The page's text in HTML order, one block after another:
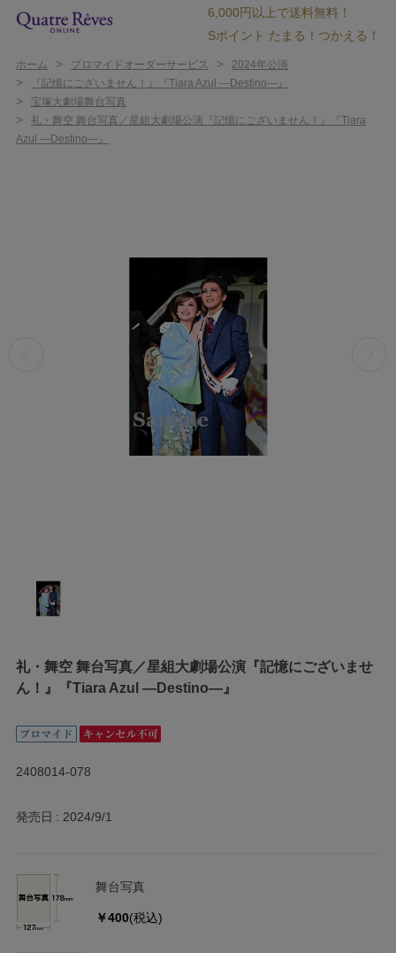
6,000円以上で送料無料！
Sポイント たまる！つかえる！
ホーム > ブロマイドオーダーサービス > 2024年公演
> 『記憶にございません！』『Tiara Azul ―Destino―』
> 宝塚大劇場舞台写真
>
礼・舞空 舞台写真／星組大劇場公演『記憶にございません！』『Tiara
Azul ―Destino―』
礼・舞空 舞台写真／星組大劇場公演『記憶にございませ
ん！』『Tiara Azul ―Destino―』
2408014-078
発売日 2024/9/1
舞台写真
￥400(税込)